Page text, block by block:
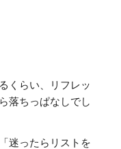
くらい、リフレッ
落ちっぱなしでし
迷ったらリストを